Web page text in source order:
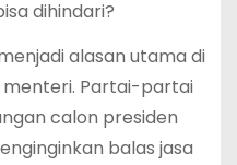
dihindari?
alasan utama di
Partai-partai
calon presiden
balas jasa